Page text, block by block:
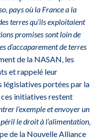
pays où la France a la
terres qu’ils exploitaient
promises sont loin de
d’accaparement de terres
de la NASAN, les
et rappelé leur
législatives portées par la
ces initiatives restent
l’exemple et envoyer un
le droit à l’alimentation,
de la Nouvelle Alliance